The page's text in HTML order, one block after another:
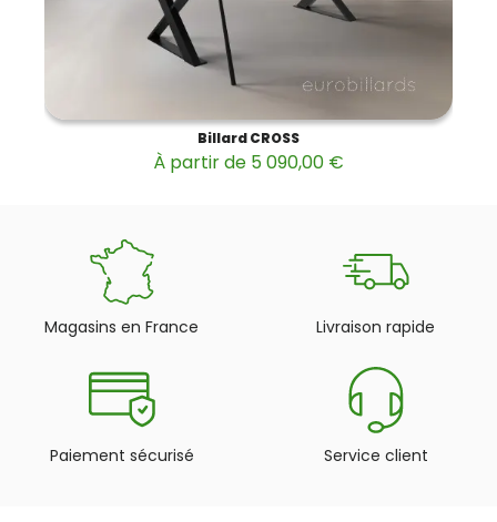
Billard CROSS
À partir de 5 090,00 €
Magasins en France Livraison rapide
Paiement sécurisé Service client